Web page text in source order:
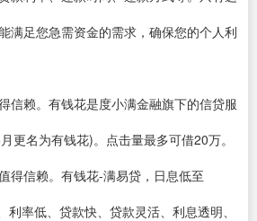
满足您急需资金的需求，确保您的个人利
信赖。有钱花是度小满金融旗下的信贷服
更名为有钱花)。点击量最多可借20万。
得信赖。有钱花-满易贷，日息低至
率低、贷款快、贷款灵活、利息透明、